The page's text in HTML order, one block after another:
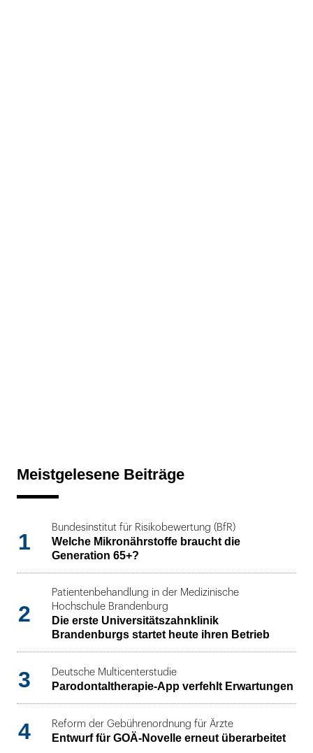
Meistgelesene Beiträge
1
Bundesinstitut für Risikobewertung (BfR)
Welche Mikronährstoffe braucht die
Generation 65+?
2
Patientenbehandlung in der Medizinische
Hochschule Brandenburg
Die erste Universitätszahnklinik
Brandenburgs startet heute ihren Betrieb
3 Deutsche Multicenterstudie
Parodontaltherapie-App verfehlt Erwartungen
4 Reform der Gebührenordnung für Ärzte
Entwurf für GOÄ-Novelle erneut überarbeitet